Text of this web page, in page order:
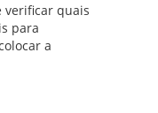
verificar quais
para
a